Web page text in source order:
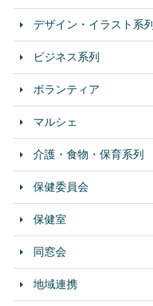
デザイン・イラスト系列
ビジネス系列
ボランティア
マルシェ
介護・食物・保育系列
保健委員会
保健室
同窓会
地域連携